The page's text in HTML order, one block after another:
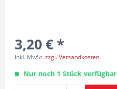
3,20 € *
inkl. MwSt.zzgl. Versandkosten
Nur noch 1 Stück verfügbar